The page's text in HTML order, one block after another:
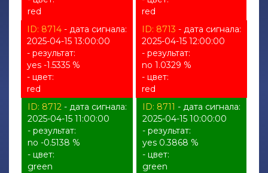
red
red
ID: 8714 - дата сигнала:
2025-04-15 13:00:00
- результат:
yes -1.5335 %
- цвет:
red
ID: 8713 - дата сигнала:
2025-04-15 12:00:00
- результат:
no 1.0329 %
- цвет:
red
ID: 8712 - дата сигнала:
2025-04-15 11:00:00
- результат:
no -0.5138 %
- цвет:
green
ID: 8711 - дата сигнала:
2025-04-15 10:00:00
- результат:
yes 0.3868 %
- цвет:
green